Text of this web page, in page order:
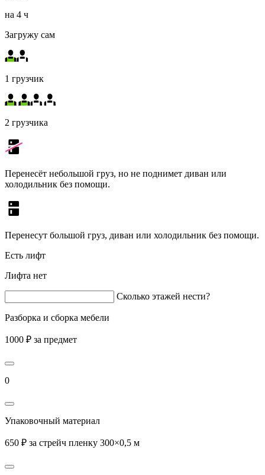
на 4 ч
Загружу сам
1 грузчик
2 грузчика
Перенесёт небольшой груз, но не поднимет диван или
холодильник без помощи.
Перенесут большой груз, диван или холодильник без помощи.
Есть лифт
Лифта нет
Сколько этажей нести?
Разборка и сборка мебели
1000 ₽ за предмет
0
Упаковочный материал
650 ₽ за стрейч пленку 300×0,5 м